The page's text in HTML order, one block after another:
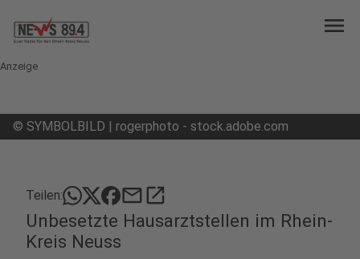
menu
Anzeige
© SYMBOLBILD | rogerphoto - stock.adobe.com
Teilen: mailopen_in_new
Unbesetzte Hausarztstellen im Rhein-
Kreis Neuss